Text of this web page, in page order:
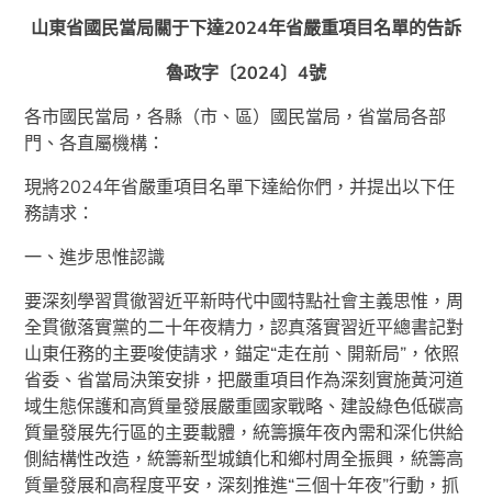
山東省國民當局關于下達2024年省嚴重項目名單的告訴
魯政字〔2024〕4號
各市國民當局，各縣（市、區）國民當局，省當局各部
門、各直屬機構：
現將2024年省嚴重項目名單下達給你們，并提出以下任
務請求：
一、進步思惟認識
要深刻學習貫徹習近平新時代中國特點社會主義思惟，周
全貫徹落實黨的二十年夜精力，認真落實習近平總書記對
山東任務的主要唆使請求，錨定“走在前、開新局”，依照
省委、省當局決策安排，把嚴重項目作為深刻實施黃河道
域生態保護和高質量發展嚴重國家戰略、建設綠色低碳高
質量發展先行區的主要載體，統籌擴年夜內需和深化供給
側結構性改造，統籌新型城鎮化和鄉村周全振興，統籌高
質量發展和高程度平安，深刻推進“三個十年夜”行動，抓